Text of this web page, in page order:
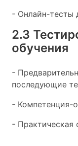
- Онлайн-тесты
2.3
обучения
-
последующие
- Компетенция-
- Практическая